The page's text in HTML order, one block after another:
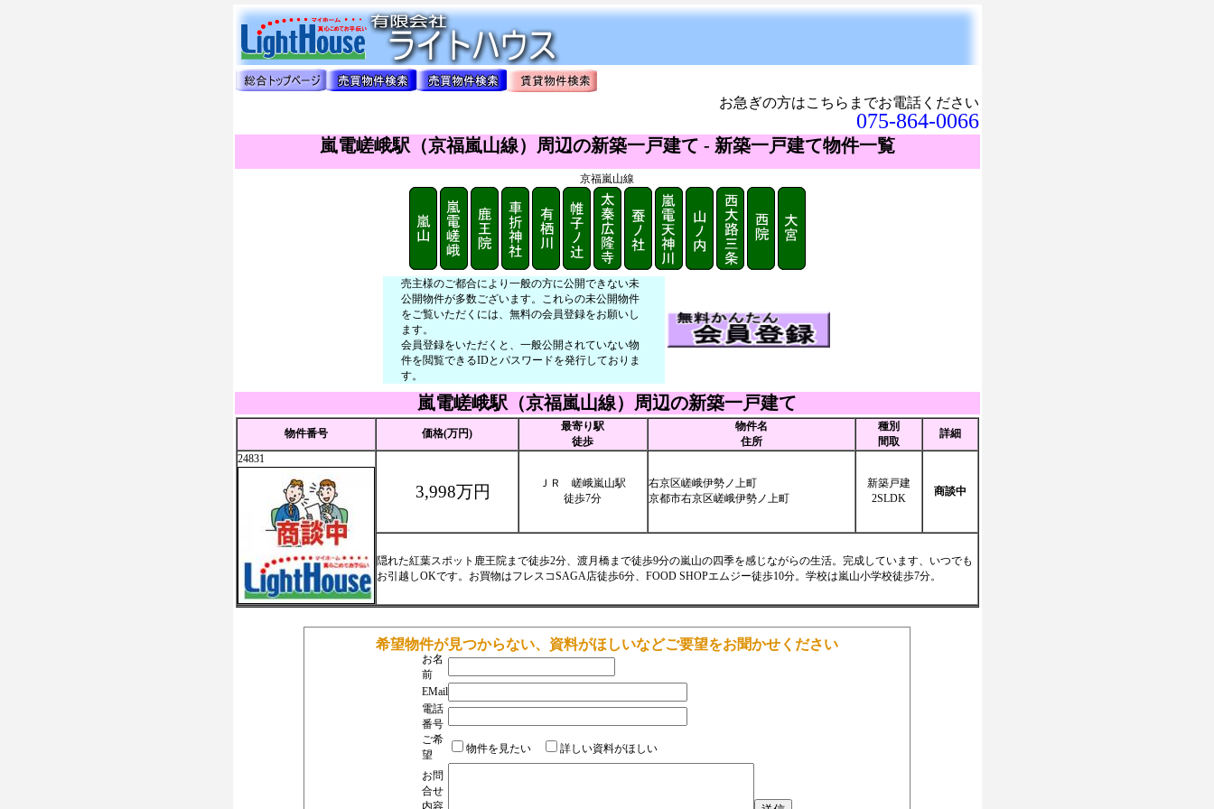
お急ぎの方はこちらまでお電話ください
075-864-0066
嵐電嵯峨駅（京福嵐山線）周辺の新築一戸建て - 新築一戸建て物件一覧
京福嵐山線
売主様のご都合により一般の方に公開できない未
公開物件が多数ございます。これらの未公開物件
をご覧いただくには、無料の会員登録をお願いし
ます。
会員登録をいただくと、一般公開されていない物
件を閲覧できるIDとパスワードを発行しておりま
す。
嵐電嵯峨駅（京福嵐山線）周辺の新築一戸建て
物件番号 価格(万円)
最寄り駅
徒歩
物件名
住所
種別
間取
詳細
24831
3,998万円
ＪＲ 嵯峨嵐山駅
徒歩7分
右京区嵯峨伊勢ノ上町
京都市右京区嵯峨伊勢ノ上町
新築戸建
2SLDK
商談中
隠れた紅葉スポット鹿王院まで徒歩2分、渡月橋まで徒歩9分の嵐山の四季を感じながらの生活。完成しています、いつでも
お引越しOKです。お買物はフレスコSAGA店徒歩6分、FOOD SHOPエムジー徒歩10分。学校は嵐山小学校徒歩7分。
希望物件が見つからない、資料がほしいなどご要望をお聞かせください
お名
前
EMail
電話
番号
ご希
望
物件を見たい 詳しい資料がほしい
お問
合せ
内容